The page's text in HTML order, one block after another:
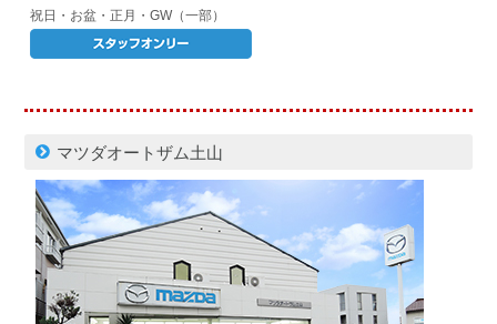
祝日・お盆・正月・GW（一部）
マツダオートザム土山